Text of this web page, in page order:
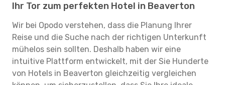
Ihr Tor zum perfekten Hotel in Beaverton
Wir bei Opodo verstehen, dass die Planung Ihrer
Reise und die Suche nach der richtigen Unterkunft
mühelos sein sollten. Deshalb haben wir eine
intuitive Plattform entwickelt, mit der Sie Hunderte
von Hotels in Beaverton gleichzeitig vergleichen